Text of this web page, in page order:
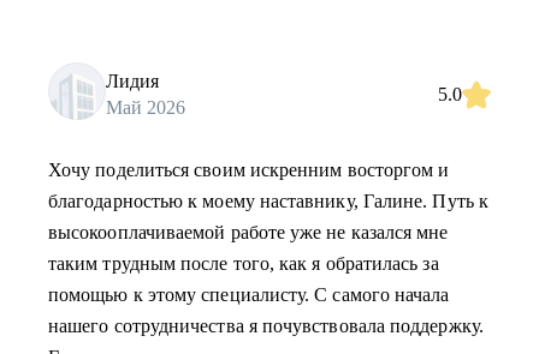
Лидия
Май 2026
5.0
Хочу поделиться своим искренним восторгом и
благодарностью к моему наставнику, Галине. Путь к
высокооплачиваемой работе уже не казался мне
таким трудным после того, как я обратилась за
помощью к этому специалисту. С самого начала
нашего сотрудничества я почувствовала поддержку.